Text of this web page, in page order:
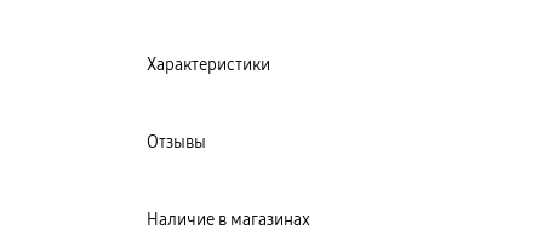
Характеристики
Отзывы
Наличие в магазинах